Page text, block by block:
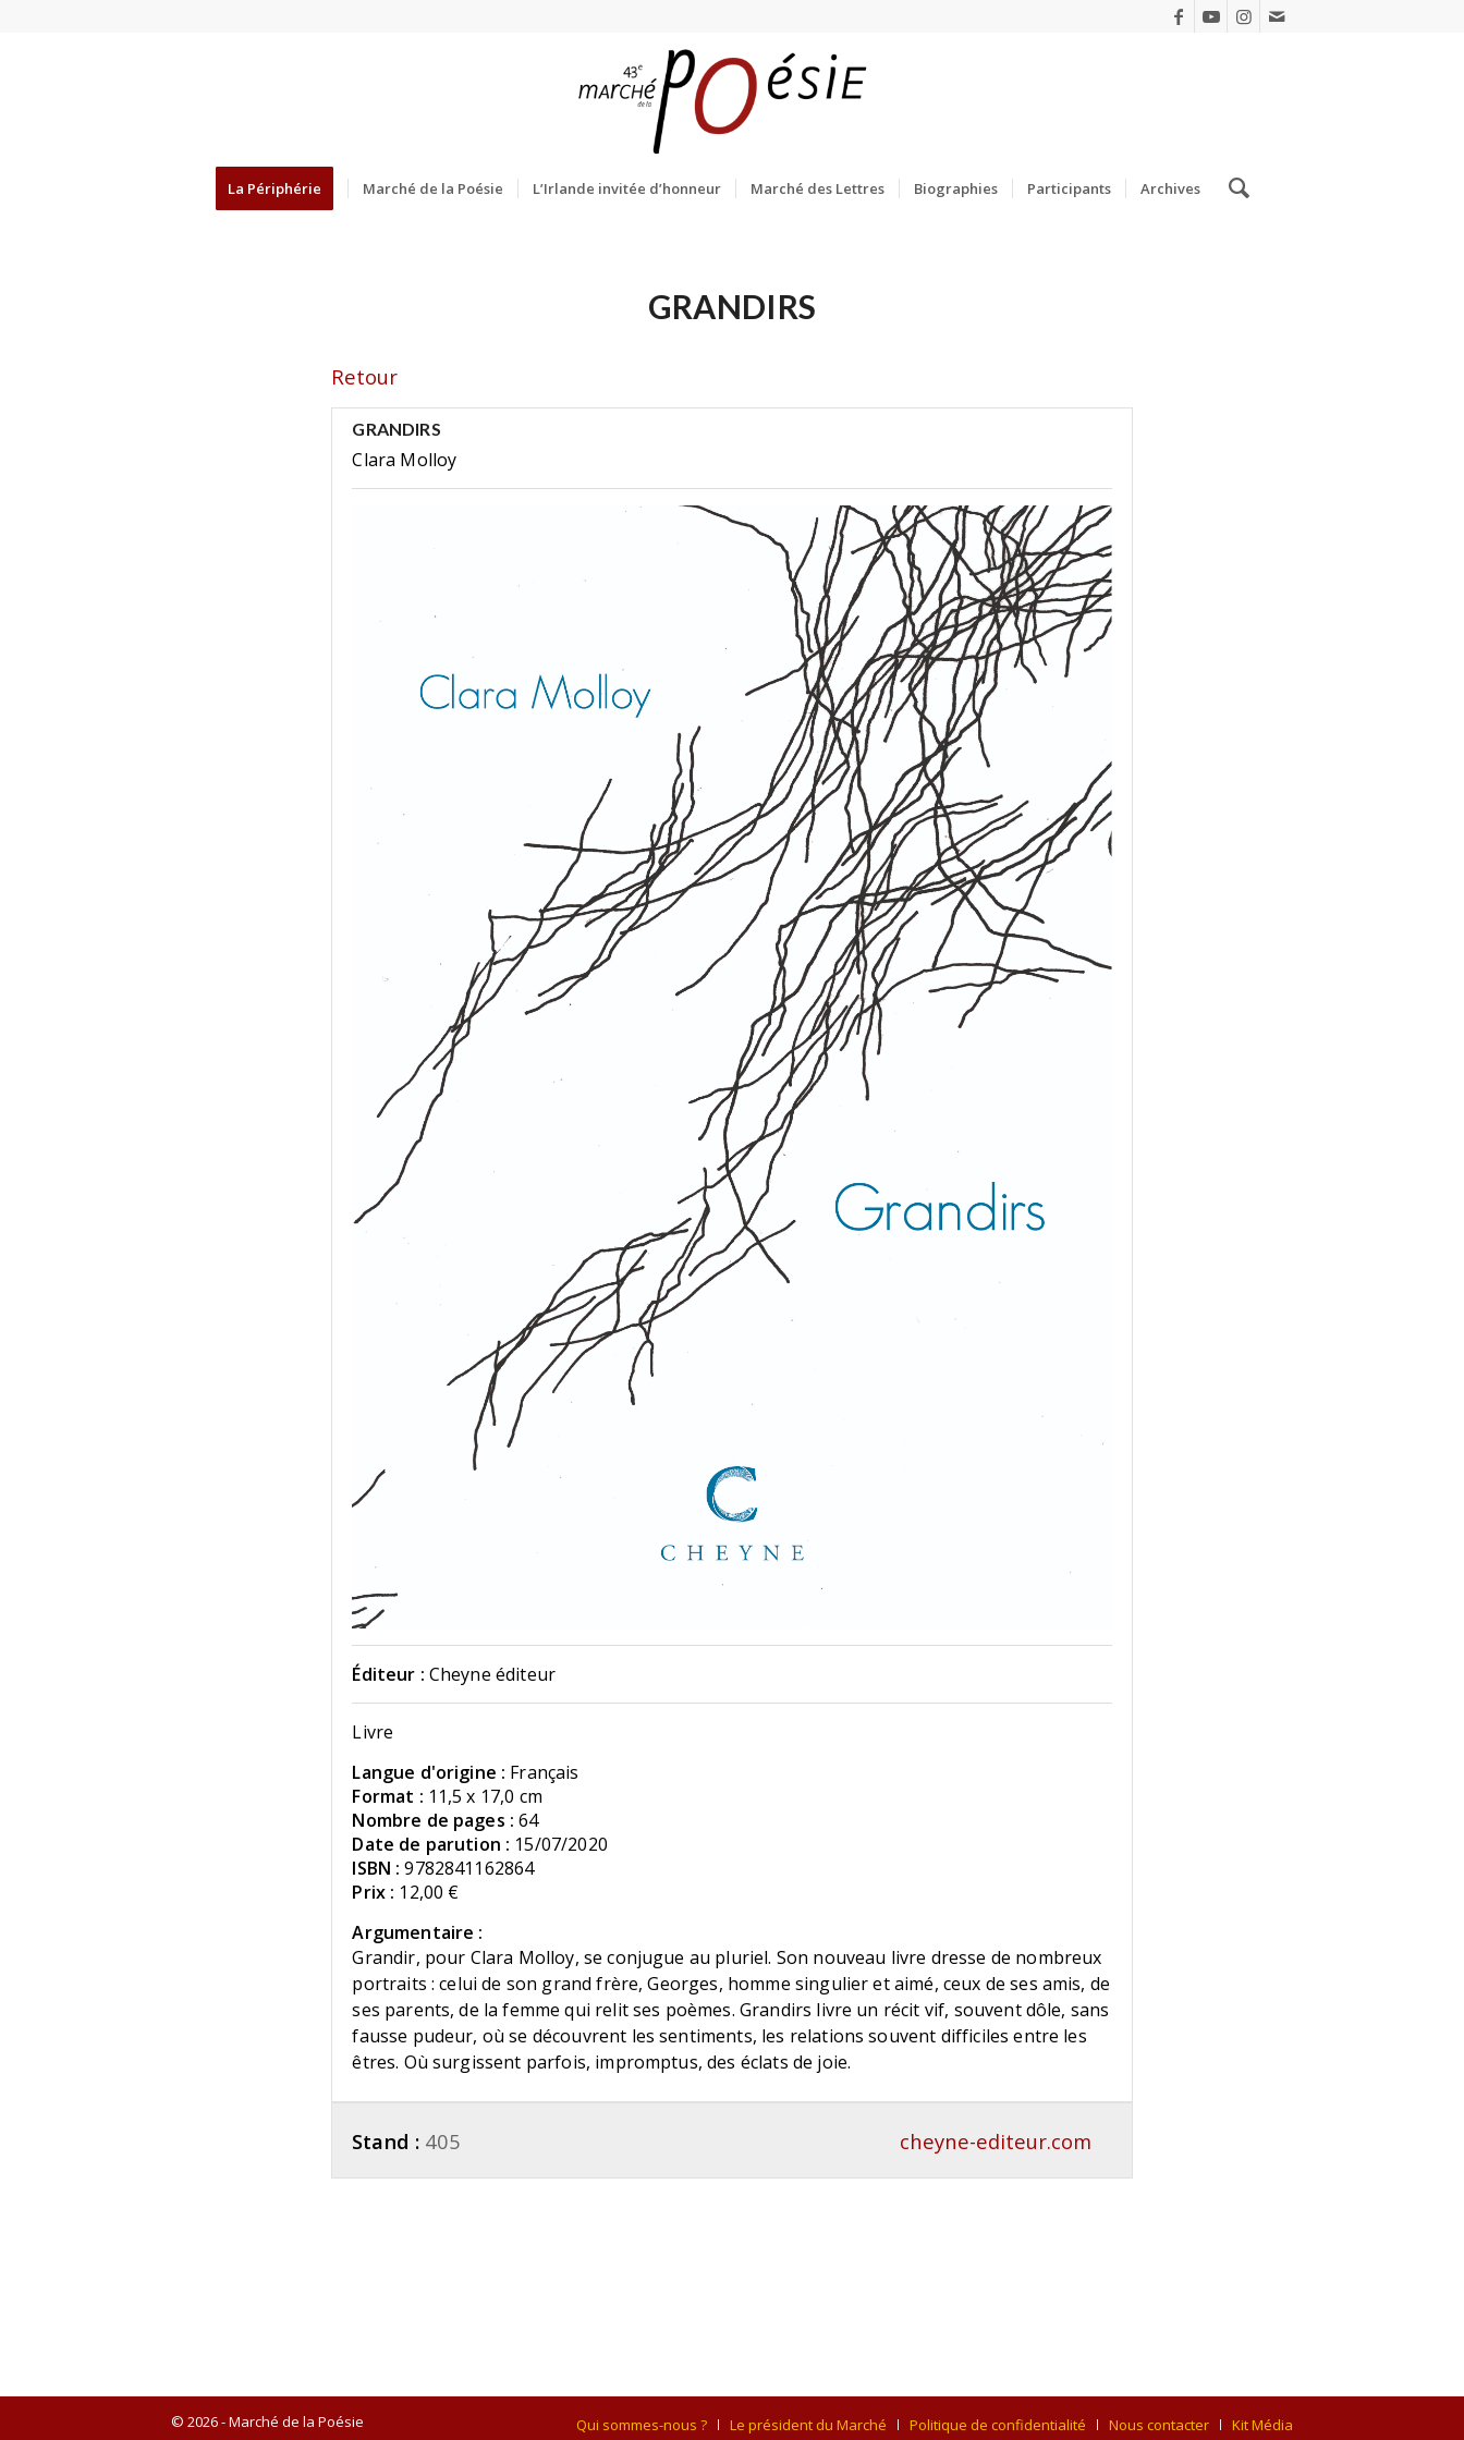
La Périphérie Marché de la Poésie L’Irlande invitée d’honneur Marché des Lettres Biographies Participants Archives
GRANDIRS
Retour
GRANDIRS
Clara Molloy
Éditeur : Cheyne éditeur
Livre
Langue d'origine : Français
Format : 11,5 x 17,0 cm
Nombre de pages : 64
Date de parution : 15/07/2020
ISBN : 9782841162864
Prix : 12,00 €
Argumentaire :
Grandir, pour Clara Molloy, se conjugue au pluriel. Son nouveau livre dresse de nombreux
portraits : celui de son grand frère, Georges, homme singulier et aimé, ceux de ses amis, de
ses parents, de la femme qui relit ses poèmes. Grandirs livre un récit vif, souvent dôle, sans
fausse pudeur, où se découvrent les sentiments, les relations souvent difficiles entre les
êtres. Où surgissent parfois, impromptus, des éclats de joie.
Stand : 405 cheyne-editeur.com
© 2026 - Marché de la Poésie Qui sommes-nous ? Le président du Marché Politique de confidentialité Nous contacter Kit Média